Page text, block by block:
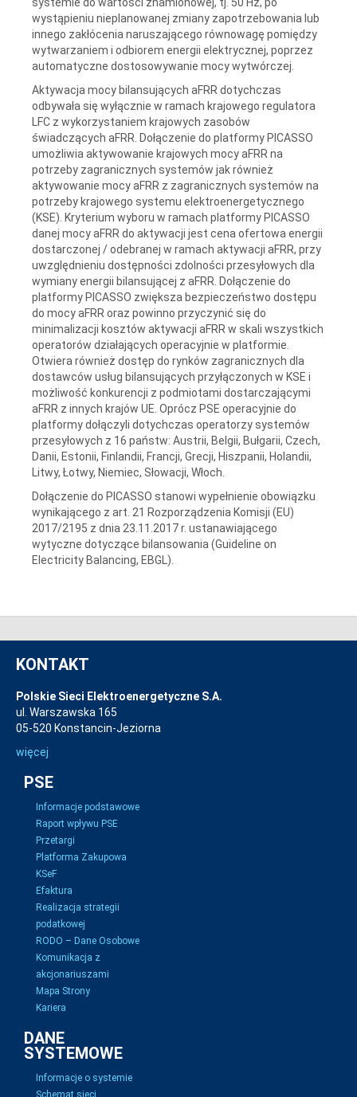
wystąpieniu nieplanowanej zmiany zapotrzebowania lub
innego zakłócenia naruszającego równowagę pomiędzy
wytwarzaniem i odbiorem energii elektrycznej, poprzez
automatyczne dostosowywanie mocy wytwórczej.
Aktywacja mocy bilansujących aFRR dotychczas
odbywała się wyłącznie w ramach krajowego regulatora
LFC z wykorzystaniem krajowych zasobów
świadczących aFRR. Dołączenie do platformy PICASSO
umożliwia aktywowanie krajowych mocy aFRR na
potrzeby zagranicznych systemów jak również
aktywowanie mocy aFRR z zagranicznych systemów na
potrzeby krajowego systemu elektroenergetycznego
(KSE). Kryterium wyboru w ramach platformy PICASSO
danej mocy aFRR do aktywacji jest cena ofertowa energii
dostarczonej / odebranej w ramach aktywacji aFRR, przy
uwzględnieniu dostępności zdolności przesyłowych dla
wymiany energii bilansującej z aFRR. Dołączenie do
platformy PICASSO zwiększa bezpieczeństwo dostępu
do mocy aFRR oraz powinno przyczynić się do
minimalizacji kosztów aktywacji aFRR w skali wszystkich
operatorów działających operacyjnie w platformie.
Otwiera również dostęp do rynków zagranicznych dla
dostawców usług bilansujących przyłączonych w KSE i
możliwość konkurencji z podmiotami dostarczającymi
aFRR z innych krajów UE. Oprócz PSE operacyjnie do
platformy dołączyli dotychczas operatorzy systemów
przesyłowych z 16 państw: Austrii, Belgii, Bułgarii, Czech,
Danii, Estonii, Finlandii, Francji, Grecji, Hiszpanii, Holandii,
Litwy, Łotwy, Niemiec, Słowacji, Włoch.
Dołączenie do PICASSO stanowi wypełnienie obowiązku
wynikającego z art. 21 Rozporządzenia Komisji (EU)
2017/2195 z dnia 23.11.2017 r. ustanawiającego
wytyczne dotyczące bilansowania (Guideline on
Electricity Balancing, EBGL).
KONTAKT
Polskie Sieci Elektroenergetyczne S.A.
ul. Warszawska 165
05-520 Konstancin-Jeziorna
więcej
PSE
Informacje podstawowe
Raport wpływu PSE
Przetargi
Platforma Zakupowa
KSeF
Efaktura
Realizacja strategii
podatkowej
RODO – Dane Osobowe
Komunikacja z
akcjonariuszami
Mapa Strony
Kariera
DANE
SYSTEMOWE
Informacje o systemie
Schemat sieci